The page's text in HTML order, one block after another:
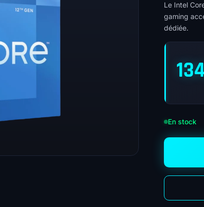
Le Intel
gaming
dédiée.
En stock